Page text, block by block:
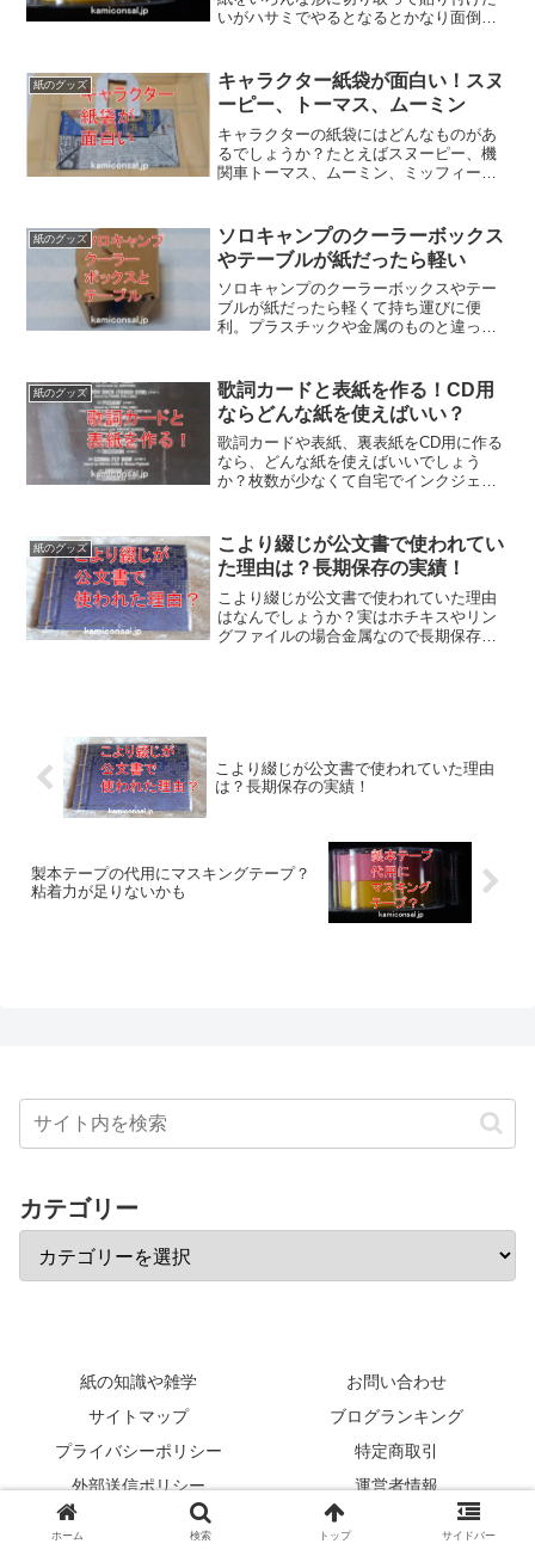
いがハサミでやるとなるとかなり面倒。
しょうか。アルバムのデコレーションの
型抜きが便利で簡単に出来ますよ！
紙のグッズ
キャラクター紙袋が面白い！スヌ
ーピー、トーマス、ムーミン
キャラクターの紙袋にはどんなものがあ
るでしょうか？たとえばスヌーピー、機
関車トーマス、ムーミン、ミッフィー、
ていれば楽しいもの。キャラクターの紙
袋で気分が良くなるといいですね！
紙のグッズ
ソロキャンプのクーラーボックス
やテーブルが紙だったら軽い
ソロキャンプのクーラーボックスやテー
ブルが紙だったら軽くて持ち運びに便
利。プラスチックや金属のものと違って
い。ソロキャンプのクーラーボックスや
テーブルが紙だと都合がいいですね！
紙のグッズ
歌詞カードと表紙を作る！CD用
ならどんな紙を使えばいい？
歌詞カードや表紙、裏表紙をCD用に作る
なら、どんな紙を使えばいいでしょう
か？枚数が少なくて自宅でインクジェッ
頼む方がいいでしょう。一般的に歌詞カ
ードや表紙はA2コートが多いです。
紙のグッズ
こより綴じが公文書で使われてい
た理由は？長期保存の実績！
こより綴じが公文書で使われていた理由
はなんでしょうか？実はホチキスやリン
グファイルの場合金属なので長期保存の
こより綴じが公文書で使われていた理由
は？長期保存の実績！
製本テープの代用にマスキングテープ？
粘着力が足りないかも
カテゴリー
紙の知識や雑学
お問い合わせ
サイトマップ
ブログランキング
プライバシーポリシー
特定商取引
外部送信ポリシー
運営者情報
© 2017-2026 ～紙の知識と雑学～ 元製紙会社社員が語る紙コンサル.
ホーム 検索 トップ サイドバー